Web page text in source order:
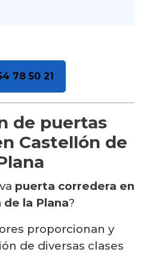
78 50 21
de puertas
Castellón de
puerta corredera en
la Plana?
proporcionan y
de diversas clases